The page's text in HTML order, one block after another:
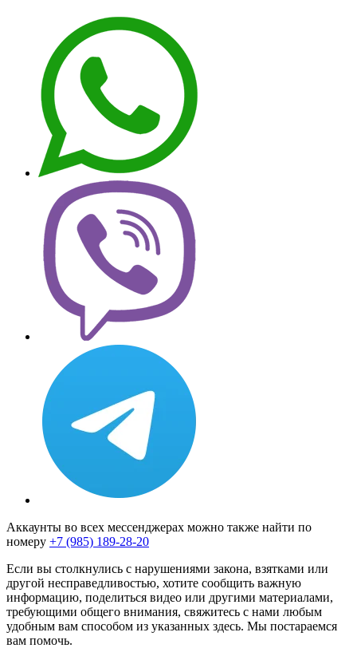
Аккаунты во всех мессенджерах можно также найти по
номеру +7 (985) 189-28-20
Если вы столкнулись с нарушениями закона, взятками или
другой несправедливостью, хотите сообщить важную
информацию, поделиться видео или другими материалами,
требующими общего внимания, свяжитесь с нами любым
удобным вам способом из указанных здесь. Мы постараемся
вам помочь.